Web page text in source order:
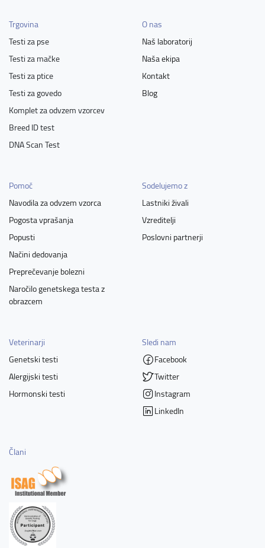
Trgovina
Testi za pse
Testi za mačke
Testi za ptice
Testi za govedo
Komplet za odvzem vzorcev
Breed ID test
DNA Scan Test
O nas
Naš laboratorij
Naša ekipa
Kontakt
Blog
Pomoč
Navodila za odvzem vzorca
Pogosta vprašanja
Popusti
Načini dedovanja
Preprečevanje bolezni
Naročilo genetskega testa z
obrazcem
Sodelujemo z
Lastniki živali
Vzreditelji
Poslovni partnerji
Veterinarji
Genetski testi
Alergijski testi
Hormonski testi
Sledi nam
Facebook
Twitter
Instagram
LinkedIn
Člani